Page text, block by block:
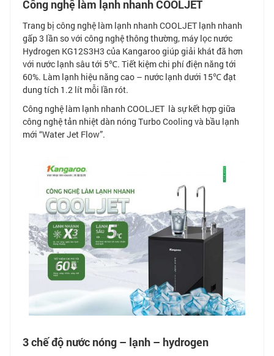
Công nghệ làm lạnh nhanh COOLJET
Trang bị công nghệ làm lạnh nhanh COOLJET lạnh nhanh
gấp 3 lần so với công nghệ thông thường, máy lọc nước
Hydrogen KG12S3H3 của Kangaroo giúp giải khát đã hơn
với nước lạnh sâu tới 5℃. Tiết kiệm chi phí điện năng tới
60%. Làm lạnh hiệu năng cao – nước lạnh dưới 15℃ đạt
dung tích 1.2 lít mỗi lần rót.
Công nghệ làm lạnh nhanh COOLJET là sự kết hợp giữa
công nghệ tản nhiệt dàn nóng Turbo Cooling và bầu lạnh
mới “Water Jet Flow”.
3 chế độ nước nóng – lạnh – hydrogen